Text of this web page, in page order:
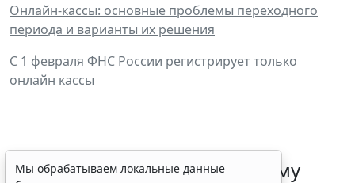
Онлайн-кассы: основные проблемы переходного
периода и варианты их решения
С 1 февраля ФНС России регистрирует только
онлайн кассы
ФНС России рассказала малому
Мы обрабатываем локальные данные